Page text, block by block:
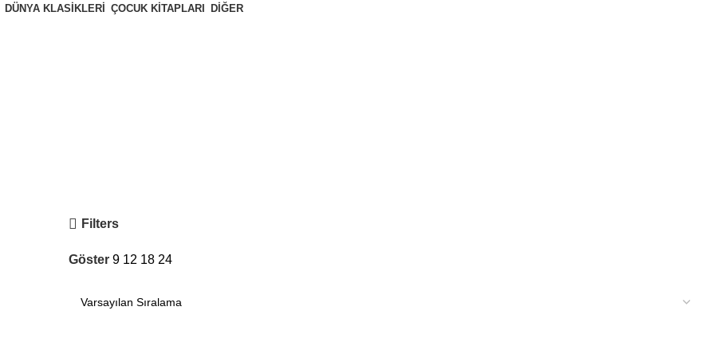
DÜNYA KLASIKLERI ÇOCUK KITAPLARI DIĞER
Filters
Göster 9 12 18 24